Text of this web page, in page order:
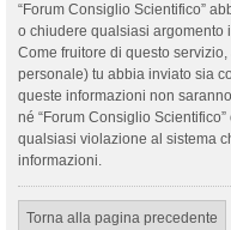
“Forum Consiglio Scientifico”
o chiudere qualsiasi argomento
Come fruitore di questo
personale) tu abbia inviato sia
queste informazioni non
né “Forum Consiglio
qualsiasi violazione al sistema
informazioni.
Torna alla pagina precedente